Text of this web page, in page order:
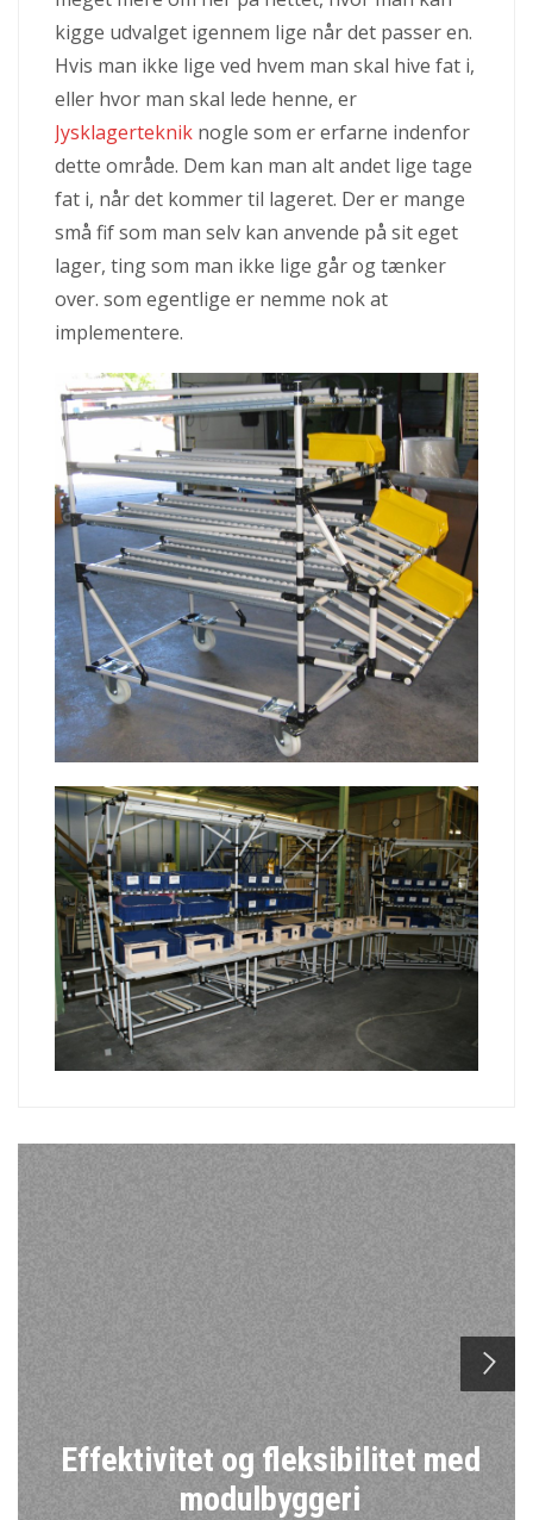
kigge udvalget igennem lige når det passer en.
Hvis man ikke lige ved hvem man skal hive fat i,
eller hvor man skal lede henne, er
Jysklagerteknik nogle som er erfarne indenfor
dette område. Dem kan man alt andet lige tage
fat i, når det kommer til lageret. Der er mange
små fif som man selv kan anvende på sit eget
lager, ting som man ikke lige går og tænker
over. som egentlige er nemme nok at
implementere.
Effektivitet og fleksibilitet med
modulbyggeri